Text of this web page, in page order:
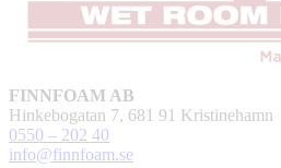
FINNFOAM AB
Hinkebogatan 7, 681 91 Kristinehamn
0550 – 202 40
info@finnfoam.se